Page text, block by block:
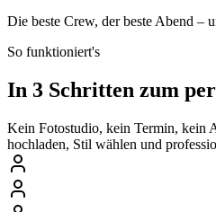
Die beste Crew, der beste Abend –
So funktioniert's
In 3 Schritten zum
Kein Fotostudio, kein Termin, kein
hochladen, Stil wählen und